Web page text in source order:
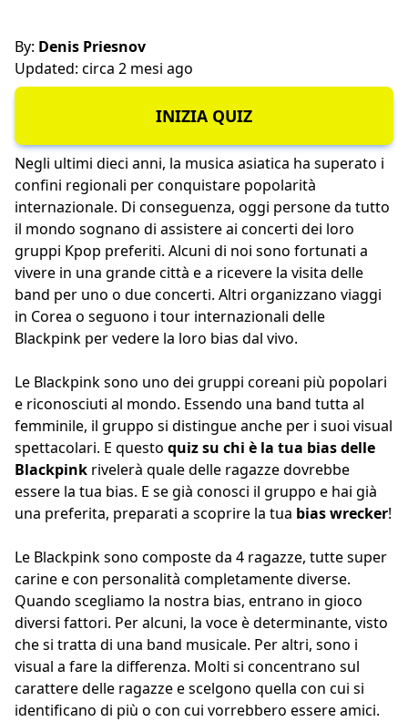
By: Denis Priesnov
Updated: circa 2 mesi ago
INIZIA QUIZ
Negli ultimi dieci anni, la musica asiatica ha superato i
confini regionali per conquistare popolarità
internazionale. Di conseguenza, oggi persone da tutto
il mondo sognano di assistere ai concerti dei loro
gruppi Kpop preferiti. Alcuni di noi sono fortunati a
vivere in una grande città e a ricevere la visita delle
band per uno o due concerti. Altri organizzano viaggi
in Corea o seguono i tour internazionali delle
Blackpink per vedere la loro bias dal vivo.
Le Blackpink sono uno dei gruppi coreani più popolari
e riconosciuti al mondo. Essendo una band tutta al
femminile, il gruppo si distingue anche per i suoi visual
spettacolari. E questo quiz su chi è la tua bias delle
Blackpink rivelerà quale delle ragazze dovrebbe
essere la tua bias. E se già conosci il gruppo e hai già
una preferita, preparati a scoprire la tua bias wrecker!
Le Blackpink sono composte da 4 ragazze, tutte super
carine e con personalità completamente diverse.
Quando scegliamo la nostra bias, entrano in gioco
diversi fattori. Per alcuni, la voce è determinante, visto
che si tratta di una band musicale. Per altri, sono i
visual a fare la differenza. Molti si concentrano sul
carattere delle ragazze e scelgono quella con cui si
identificano di più o con cui vorrebbero essere amici.